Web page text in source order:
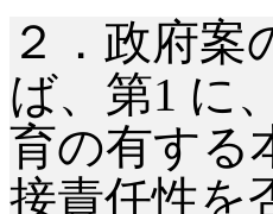
２．政府
ば、第1 に
育の有する
接責任性を